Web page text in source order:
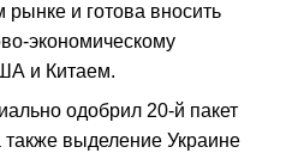
рынке и готова вносить
экономическому
и Китаем.
одобрил 20-й пакет
также выделение Украине